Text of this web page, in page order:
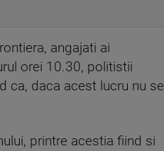
angajati ai
orei 10.30, politistii
ca, daca acest lucru nu se
printre acestia fiind si